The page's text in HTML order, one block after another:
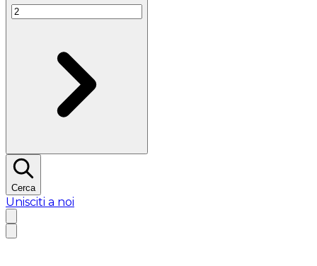
Cerca
Unisciti a noi